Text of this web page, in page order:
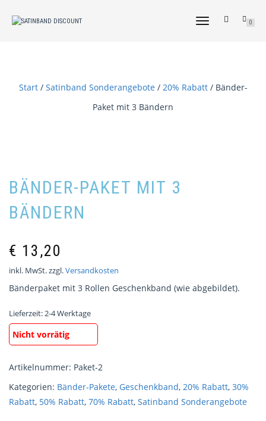
NAVIGATION
0
Start/ Satinband Sonderangebote/ 20% Rabatt/ Bänder-
Paket mit 3 Bändern
BÄNDER-PAKET MIT 3
BÄNDERN
€ 13,20
inkl. MwSt.zzgl.Versandkosten
Bänderpaket mit 3 Rollen Geschenkband (wie abgebildet).
Lieferzeit:2-4 Werktage
Nicht vorrätig
Artikelnummer: Paket-2
Kategorien: Bänder-Pakete, Geschenkband, 20% Rabatt, 30%
Rabatt, 50% Rabatt, 70% Rabatt, Satinband Sonderangebote